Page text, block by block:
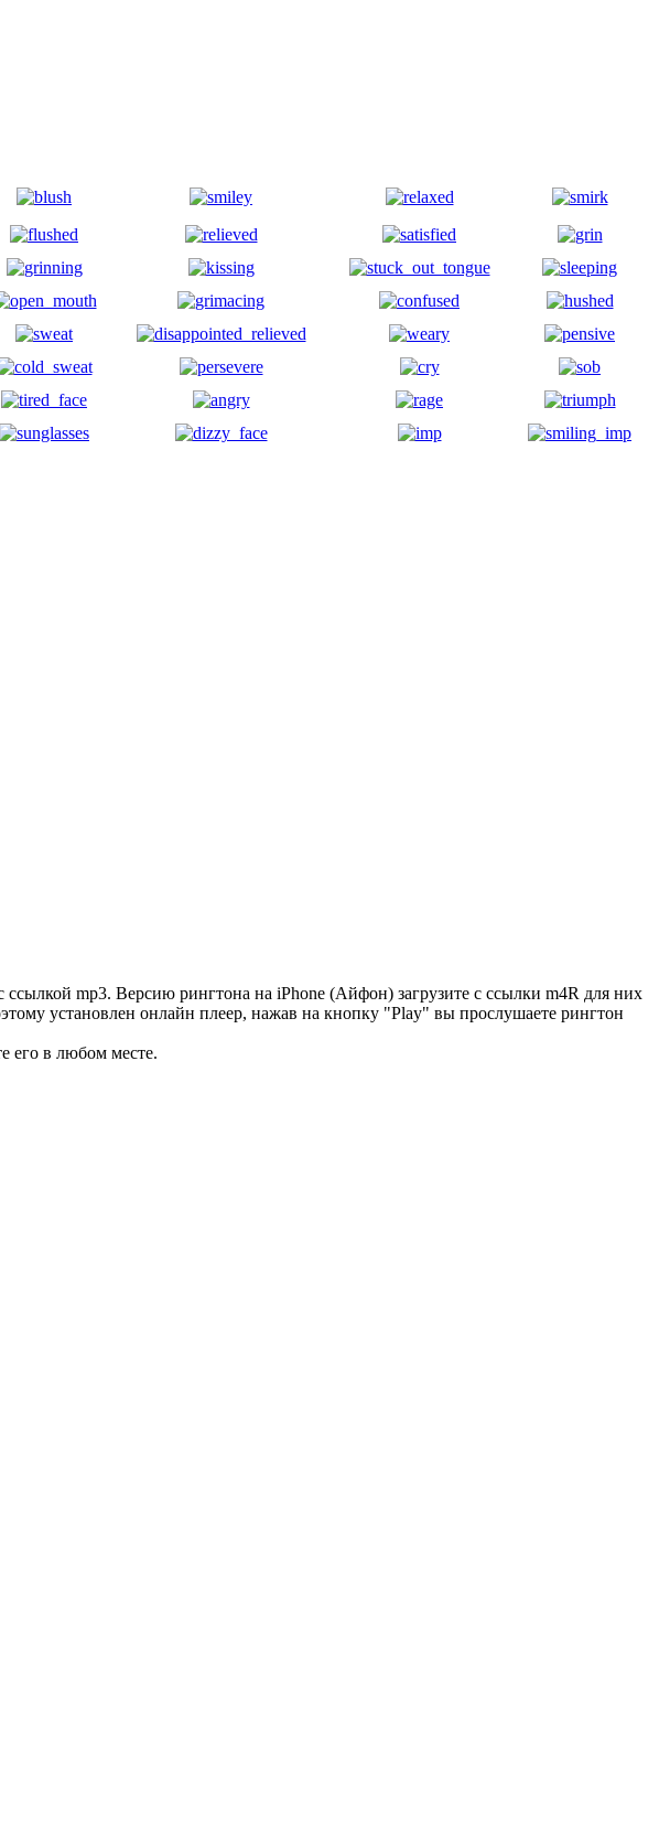
mp3. Версию рингтона на iPhone (Айфон) загрузите с ссылки m4R для них
установлен онлайн плеер, нажав на кнопку "Play" вы прослушаете рингтон
его в любом месте.